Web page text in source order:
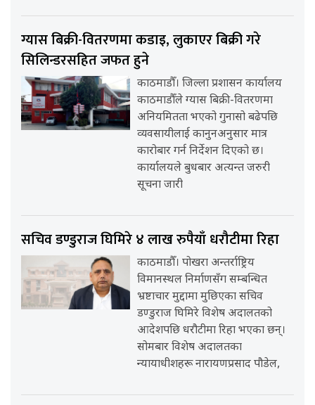
ग्यास बिक्री-वितरणमा कडाइ, लुकाएर बिक्री गरे
सिलिन्डरसहित जफत हुने
काठमाडौँ। जिल्ला प्रशासन कार्यालय
काठमाडौँले ग्यास बिक्री-वितरणमा
अनियमितता भएको गुनासो बढेपछि
व्यवसायीलाई कानुनअनुसार मात्र
कारोबार गर्न निर्देशन दिएको छ।
कार्यालयले बुधबार अत्यन्त जरुरी
सूचना जारी
सचिव डण्डुराज घिमिरे ४ लाख रुपैयाँ धरौटीमा रिहा
काठमाडौँ। पोखरा अन्तर्राष्ट्रिय
विमानस्थल निर्माणसँग सम्बन्धित
भ्रष्टाचार मुद्दामा मुछिएका सचिव
डण्डुराज घिमिरे विशेष अदालतको
आदेशपछि धरौटीमा रिहा भएका छन्।
सोमबार विशेष अदालतका
न्यायाधीशहरू नारायणप्रसाद पौडेल,